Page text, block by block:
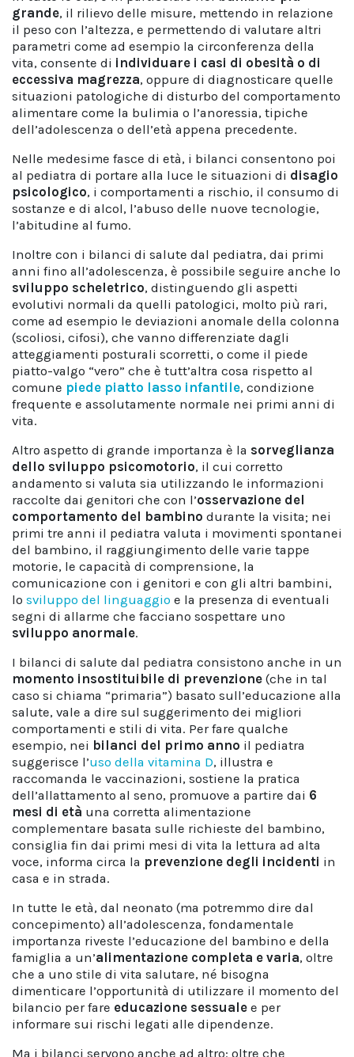
grande, il rilievo delle misure, mettendo in relazione
il peso con l’altezza, e permettendo di valutare altri
parametri come ad esempio la circonferenza della
vita, consente di individuare i casi di obesità o di
eccessiva magrezza, oppure di diagnosticare quelle
situazioni patologiche di disturbo del comportamento
alimentare come la bulimia o l’anoressia, tipiche
dell’adolescenza o dell’età appena precedente.
Nelle medesime fasce di età, i bilanci consentono poi
al pediatra di portare alla luce le situazioni di disagio
psicologico, i comportamenti a rischio, il consumo di
sostanze e di alcol, l’abuso delle nuove tecnologie,
l’abitudine al fumo.
Inoltre con i bilanci di salute dal pediatra, dai primi
anni fino all’adolescenza, è possibile seguire anche lo
sviluppo scheletrico, distinguendo gli aspetti
evolutivi normali da quelli patologici, molto più rari,
come ad esempio le deviazioni anomale della colonna
(scoliosi, cifosi), che vanno differenziate dagli
atteggiamenti posturali scorretti, o come il piede
piatto-valgo “vero” che è tutt’altra cosa rispetto al
comune piede piatto lasso infantile, condizione
frequente e assolutamente normale nei primi anni di
vita.
Altro aspetto di grande importanza è la sorveglianza
dello sviluppo psicomotorio, il cui corretto
andamento si valuta sia utilizzando le informazioni
raccolte dai genitori che con l’osservazione del
comportamento del bambino durante la visita; nei
primi tre anni il pediatra valuta i movimenti spontanei
del bambino, il raggiungimento delle varie tappe
motorie, le capacità di comprensione, la
comunicazione con i genitori e con gli altri bambini,
lo sviluppo del linguaggio e la presenza di eventuali
segni di allarme che facciano sospettare uno
sviluppo anormale.
I bilanci di salute dal pediatra consistono anche in un
momento insostituibile di prevenzione (che in tal
caso si chiama “primaria”) basato sull’educazione alla
salute, vale a dire sul suggerimento dei migliori
comportamenti e stili di vita. Per fare qualche
esempio, nei bilanci del primo anno il pediatra
suggerisce l’uso della vitamina D, illustra e
raccomanda le vaccinazioni, sostiene la pratica
dell’allattamento al seno, promuove a partire dai 6
mesi di età una corretta alimentazione
complementare basata sulle richieste del bambino,
consiglia fin dai primi mesi di vita la lettura ad alta
voce, informa circa la prevenzione degli incidenti in
casa e in strada.
In tutte le età, dal neonato (ma potremmo dire dal
concepimento) all’adolescenza, fondamentale
importanza riveste l’educazione del bambino e della
famiglia a un’alimentazione completa e varia, oltre
che a uno stile di vita salutare, né bisogna
dimenticare l’opportunità di utilizzare il momento del
bilancio per fare educazione sessuale e per
informare sui rischi legati alle dipendenze.
Ma i bilanci servono anche ad altro: oltre che